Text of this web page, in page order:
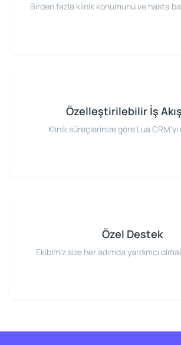
Birden fazla klinik konumunu ve hasta
Özelleştirilebilir İş
Klinik süreçlerinize göre Lua CRM'yi
Özel Destek
Ekibimiz size her adımda yardımcı